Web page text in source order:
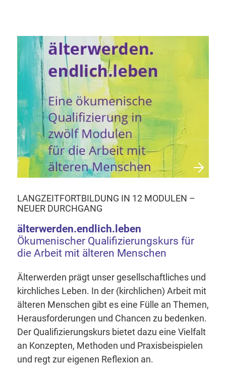
LANGZEITFORTBILDUNG IN 12 MODULEN –
NEUER DURCHGANG
älterwerden.endlich.leben
Ökumenischer Qualifizierungskurs für
die Arbeit mit älteren Menschen
Älterwerden prägt unser gesellschaftliches und
kirchliches Leben. In der (kirchlichen) Arbeit mit
älteren Menschen gibt es eine Fülle an Themen,
Herausforderungen und Chancen zu bedenken.
Der Qualifizierungskurs bietet dazu eine Vielfalt
an Konzepten, Methoden und Praxisbeispielen
und regt zur eigenen Reflexion an.